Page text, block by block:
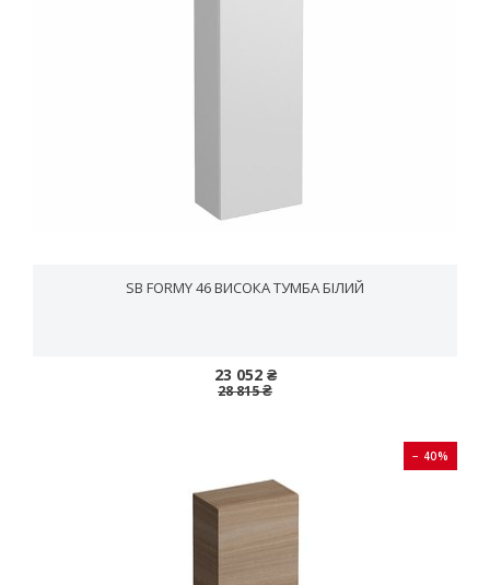
SB FORMY 46 ВИСОКА ТУМБА БІЛИЙ
23 052 ₴
28 815 ₴
− 40%